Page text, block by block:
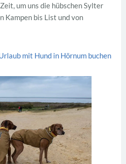
um uns die hübschen Sylter
Kampen bis List und von
mit Hund in Hörnum buchen